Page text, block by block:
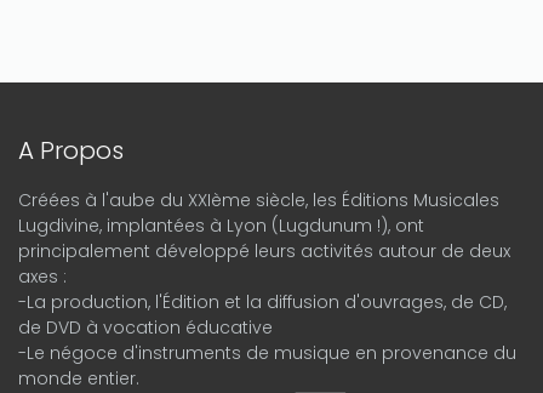
A Propos
Créées à l'aube du XXIème siècle, les Éditions Musicales
Lugdivine, implantées à Lyon (Lugdunum !), ont
principalement développé leurs activités autour de deux
axes :
-La production, l'Édition et la diffusion d'ouvrages, de CD,
de DVD à vocation éducative
-Le négoce d'instruments de musique en provenance du
monde entier.